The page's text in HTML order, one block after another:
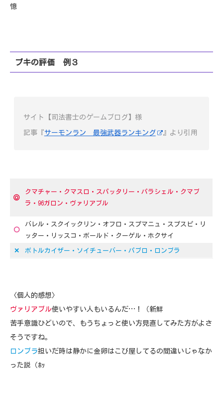
憶
ブキの評価 例３
サイト【司法書士のゲームブログ】様
記事『サーモンラン 最強武器ランキング 』より引用
◎
クマチャー・クマスロ・スパッタリー・パラシェル・クマブ
ラ・96ガロン・ヴァリアブル
〇
バレル・スクイックリン・オフロ・スプマニュ・スプスピ・リ
ッター・リッスコ・ボールド・クーゲル・ホクサイ
✕ ボトルカイザー・ソイチューバー・パブロ・ロンブラ
〈個人的感想〉
ヴァリアブル使いやすい人もいるんだ…！（新鮮
苦手意識ひどいので、もうちょっと使い方見直してみた方がよさ
そうですね。
ロンブラ担いだ時は静かに金卵はこび屋してるの間違いじゃなか
った説（ﾎｯ